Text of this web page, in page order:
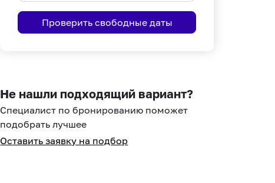
interact
with
select
a
date.
the
interact
with
select
a
the
Проверить свободные даты
Не нашли подходящий вариант?
Специалист по бронированию поможет
подобрать лучшее
Оставить заявку на подбор